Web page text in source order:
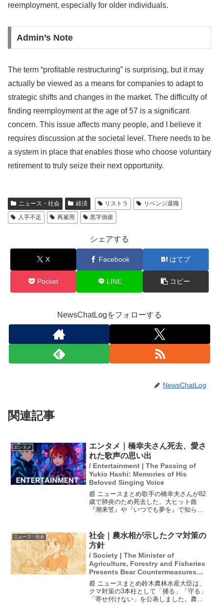
reemployment, especially for older individuals.
Admin’s Note
The term “profitable restructuring” is surprising, but it may
actually be viewed as a means for companies to adapt to
strategic shifts and changes in the market. The difficulty of
finding reemployment at the age of 57 is a significant
concern. This issue affects many people, and I believe it
requires discussion at the societal level. There needs to be
a system in place that enables those who choose voluntary
retirement to truly seize their next opportunity.
ニュース・社会 経済 リストラ
リベンジ退職
人手不足
再雇用 黒字倒産
シェアする
X Facebook はてブ
Pocket LINE コピー
NewsChatLogをフォローする
NewsChatLog
関連記事
エンタメ
エンタメ｜橋幸夫さん死去、愛さ
れた歌声の思い出
/ Entertainment | The Passing of
Yukio Hashi: Memories of His
Beloved Singing Voice
📰 ニュースまとめ歌手の橋幸夫さんが82
歳で肺炎のため死去した。大ヒット曲
『潮来笠』や『いつでも夢を』で知られ
夢グループの石田社長が語り、無念の思
いを表明した。通夜は9...
ニュース・社会
社会｜農水相が示したクマ対策の
方針
/ Society | The Minister of
Agriculture, Forestry and Fisheries
Presents Bear Countermeasures
Policy
📰 ニュースまとめ鈴木農林水産大臣は、
クマ対策の3本柱として「捕る」「守る」
「寄せ付けない」を公表しました。農作